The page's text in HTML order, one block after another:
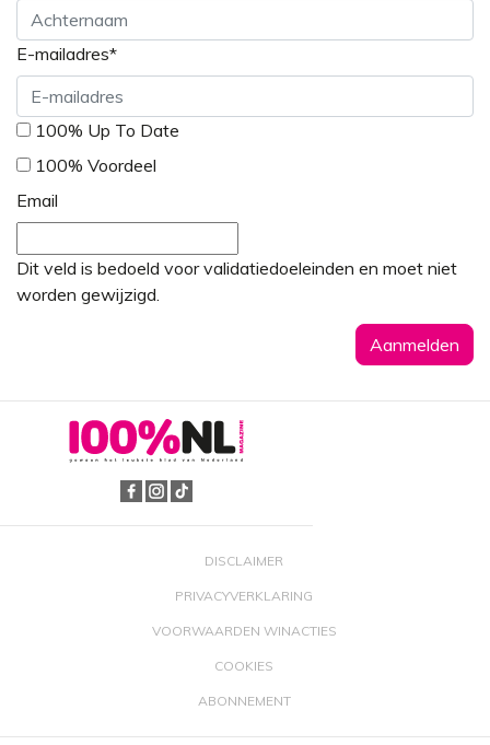
Voornaam
Achternaam
E-mailadres*
* 100% Up To Date
100% Voordeel
Email
Dit veld is bedoeld voor validatiedoeleinden en moet niet
worden gewijzigd.
DISCLAIMER
PRIVACYVERKLARING
VOORWAARDEN WINACTIES
COOKIES
ABONNEMENT